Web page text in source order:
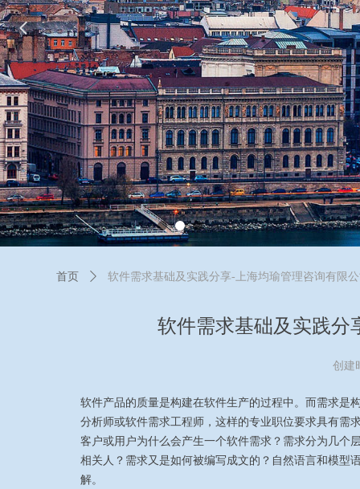
넳
首页 ꄲ 软件需求基础及实践分享-上海均瑜管理咨询有限
软件需求基础及实践分
创建
软件产品的质量是构建在软件生产的过程中。而需求是
分析师或软件需求工程师，这样的专业职位要求具有需
客户或用户为什么会产生一个软件需求？需求分为几个
相关人？需求又是如何被编写成文的？自然语言和模型
解。